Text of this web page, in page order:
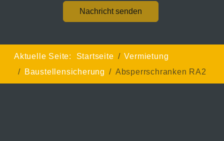
Aktuelle Seite: Startseite
Vermietung
Baustellensicherung
Absperrschranken RA2